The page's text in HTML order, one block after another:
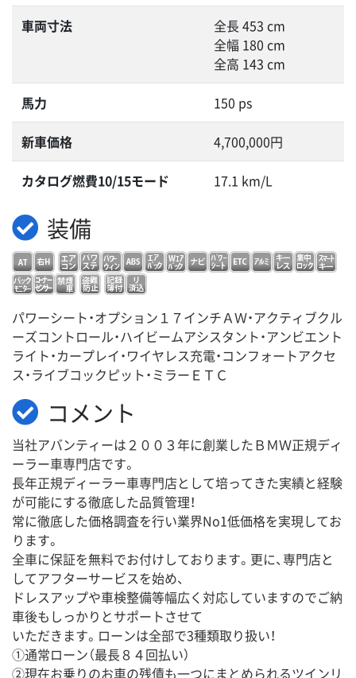
車両寸法
全長 453 cm
全幅 180 cm
全高 143 cm
馬力 150 ps
新車価格 4,700,000円
カタログ燃費10/15モード 17.1 km/L
装備
パワーシート・オプション１７インチＡＷ・アクティブクル
ーズコントロール・ハイビームアシスタント・アンビエント
ライト・カープレイ・ワイヤレス充電・コンフォートアクセ
ス・ライブコックピット・ミラーＥＴＣ
コメント
当社アバンティーは２００３年に創業したＢＭＷ正規ディ
ーラー車専門店です。
長年正規ディーラー車専門店として培ってきた実績と経験
が可能にする徹底した品質管理！
常に徹底した価格調査を行い業界No1低価格を実現してお
ります。
全車に保証を無料でお付けしております。更に、専門店と
してアフターサービスを始め、
ドレスアップや車検整備等幅広く対応していますのでご納
車後もしっかりとサポートさせて
いただきます。ローンは全部で3種類取り扱い！
①通常ローン（最長８４回払い）
②現在お乗りのお車の残債も一つにまとめられるツインリ